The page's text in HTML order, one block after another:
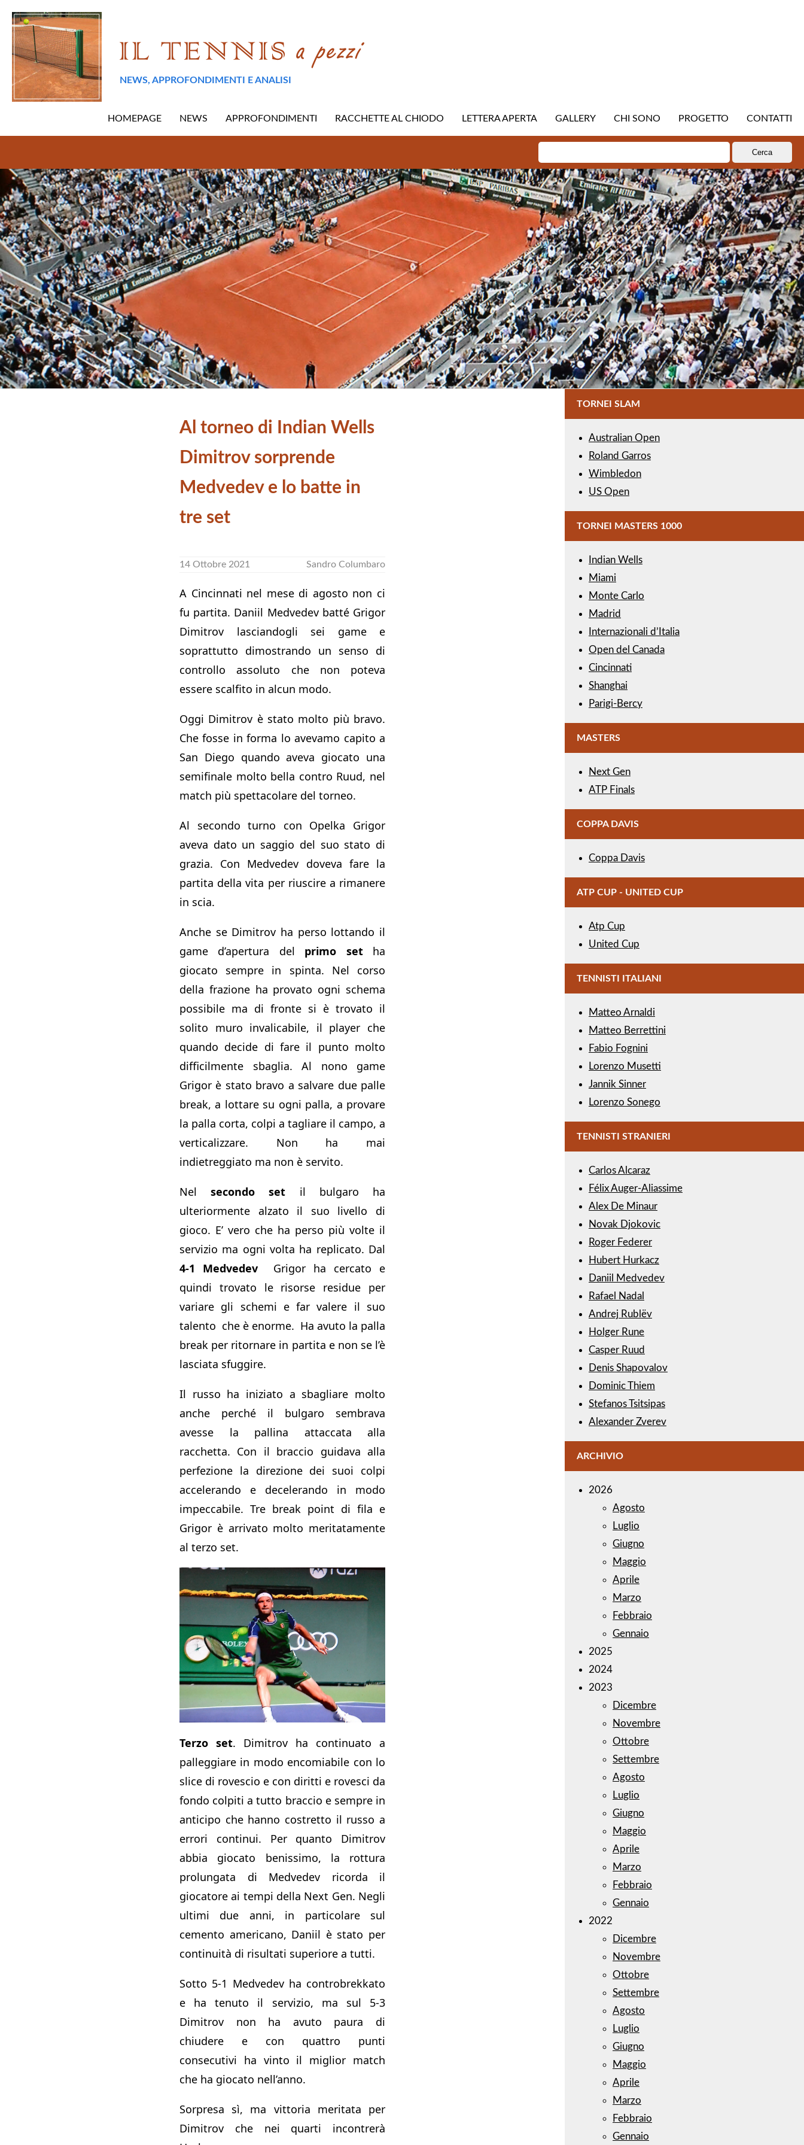
NEWS, APPROFONDIMENTI E ANALISI
HOMEPAGE NEWS APPROFONDIMENTI RACCHETTE AL CHIODO LETTERA APERTA GALLERY CHI SONO PROGETTO CONTATTI
per:
Al torneo di Indian Wells
Dimitrov sorprende
Medvedev e lo batte in
tre set
14 Ottobre 2021 Sandro Columbaro
A Cincinnati nel mese di agosto non ci
fu partita. Daniil Medvedev batté Grigor
Dimitrov lasciandogli sei game e
soprattutto dimostrando un senso di
controllo assoluto che non poteva
essere scalfito in alcun modo.
Oggi Dimitrov è stato molto più bravo.
Che fosse in forma lo avevamo capito a
San Diego quando aveva giocato una
semifinale molto bella contro Ruud, nel
match più spettacolare del torneo.
Al secondo turno con Opelka Grigor
aveva dato un saggio del suo stato di
grazia. Con Medvedev doveva fare la
partita della vita per riuscire a rimanere
in scia.
Anche se Dimitrov ha perso lottando il
game d’apertura del primo setha
giocato sempre in spinta. Nel corso
della frazione ha provato ogni schema
possibile ma di fronte si è trovato il
solito muro invalicabile, il player che
quando decide di fare il punto molto
difficilmente sbaglia. Al nono game
Grigor è stato bravo a salvare due palle
break, a lottare su ogni palla, a provare
la palla corta, colpi a tagliare il campo, a
verticalizzare. Non ha mai
indietreggiato ma non è servito.
Nelsecondo set il bulgaro ha
ulteriormente alzato il suo livello di
gioco. E’ vero che ha perso più volte il
servizio ma ogni volta ha replicato. Dal
4-1 Medvedev Grigor ha cercato e
quindi trovato le risorse residue per
variare gli schemi e far valere il suo
talento che è enorme. Ha avuto la palla
break per ritornare in partita e non se l’è
lasciata sfuggire.
Il russo ha iniziato a sbagliare molto
anche perché il bulgaro sembrava
avesse la pallina attaccata alla
racchetta. Con il braccio guidava alla
perfezione la direzione dei suoi colpi
accelerando e decelerando in modo
impeccabile. Tre break point di fila e
Grigor è arrivato molto meritatamente
al terzo set.
Terzo set. Dimitrov ha continuato a
palleggiare in modo encomiabile con lo
slice di rovescio e con diritti e rovesci da
fondo colpiti a tutto braccio e sempre in
anticipo che hanno costretto il russo a
errori continui. Per quanto Dimitrov
abbia giocato benissimo, la rottura
prolungata di Medvedev ricorda il
giocatore ai tempi della Next Gen. Negli
ultimi due anni, in particolare sul
cemento americano, Daniil è stato per
continuità di risultati superiore a tutti.
Sotto 5-1 Medvedev ha controbrekkato
e ha tenuto il servizio, ma sul 5-3
Dimitrov non ha avuto paura di
chiudere e con quattro punti
consecutivi ha vinto il miglior match
che ha giocato nell’anno.
Sorpresa sì, ma vittoria meritata per
Dimitrov che nei quarti incontrerà
TORNEI SLAM
Australian Open
Roland Garros
Wimbledon
US Open
TORNEI MASTERS 1000
Indian Wells
Miami
Monte Carlo
Madrid
Internazionali d’Italia
Open del Canada
Cincinnati
Shanghai
Parigi-Bercy
MASTERS
Next Gen
ATP Finals
COPPA DAVIS
Coppa Davis
ATP CUP - UNITED CUP
Atp Cup
United Cup
TENNISTI ITALIANI
Matteo Arnaldi
Matteo Berrettini
Fabio Fognini
Lorenzo Musetti
Jannik Sinner
Lorenzo Sonego
TENNISTI STRANIERI
Carlos Alcaraz
Félix Auger-Aliassime
Alex De Minaur
Novak Djokovic
Roger Federer
Hubert Hurkacz
Daniil Medvedev
Rafael Nadal
Andrej Rublëv
Holger Rune
Casper Ruud
Denis Shapovalov
Dominic Thiem
Stefanos Tsitsipas
Alexander Zverev
ARCHIVIO
2026
Agosto
Luglio
Giugno
Maggio
Aprile
Marzo
Febbraio
Gennaio
2025
2024
2023
Dicembre
Novembre
Ottobre
Settembre
Agosto
Luglio
Giugno
Maggio
Aprile
Marzo
Febbraio
Gennaio
2022
Dicembre
Novembre
Ottobre
Settembre
Agosto
Luglio
Giugno
Maggio
Aprile
Marzo
Febbraio
Gennaio